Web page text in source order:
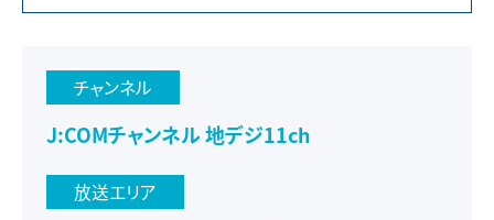
チャンネル
J:COMチャンネル 地デジ11ch
放送エリア